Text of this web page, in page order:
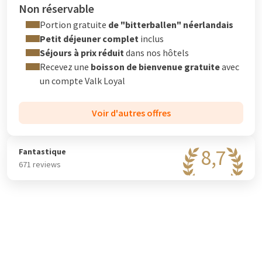
Non réservable
Portion gratuite de "bitterballen" néerlandais
Petit déjeuner complet inclus
Séjours à prix réduit dans nos hôtels
Recevez une boisson de bienvenue gratuiteavec
un compte Valk Loyal
Voir d'autres offres
8,7
Fantastique
671 reviews